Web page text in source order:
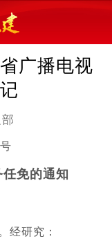
广播电视
免的通知
研究：